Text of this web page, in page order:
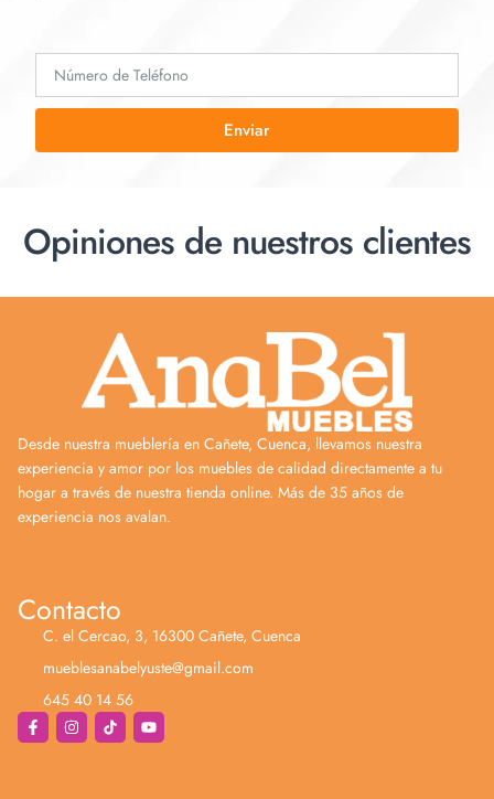
Enviar
Opiniones de nuestros clientes
Desde nuestra mueblería en Cañete, Cuenca, llevamos nuestra
experiencia y amor por los muebles de calidad directamente a tu
hogar a través de nuestra tienda online. Más de 35 años de
experiencia nos avalan.
Contacto
C. el Cercao, 3, 16300 Cañete, Cuenca
mueblesanabelyuste@gmail.com
645 40 14 56